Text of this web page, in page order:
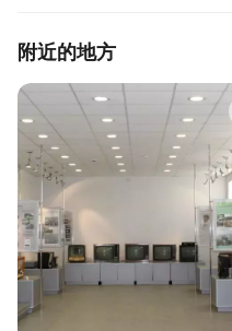
附近的地方